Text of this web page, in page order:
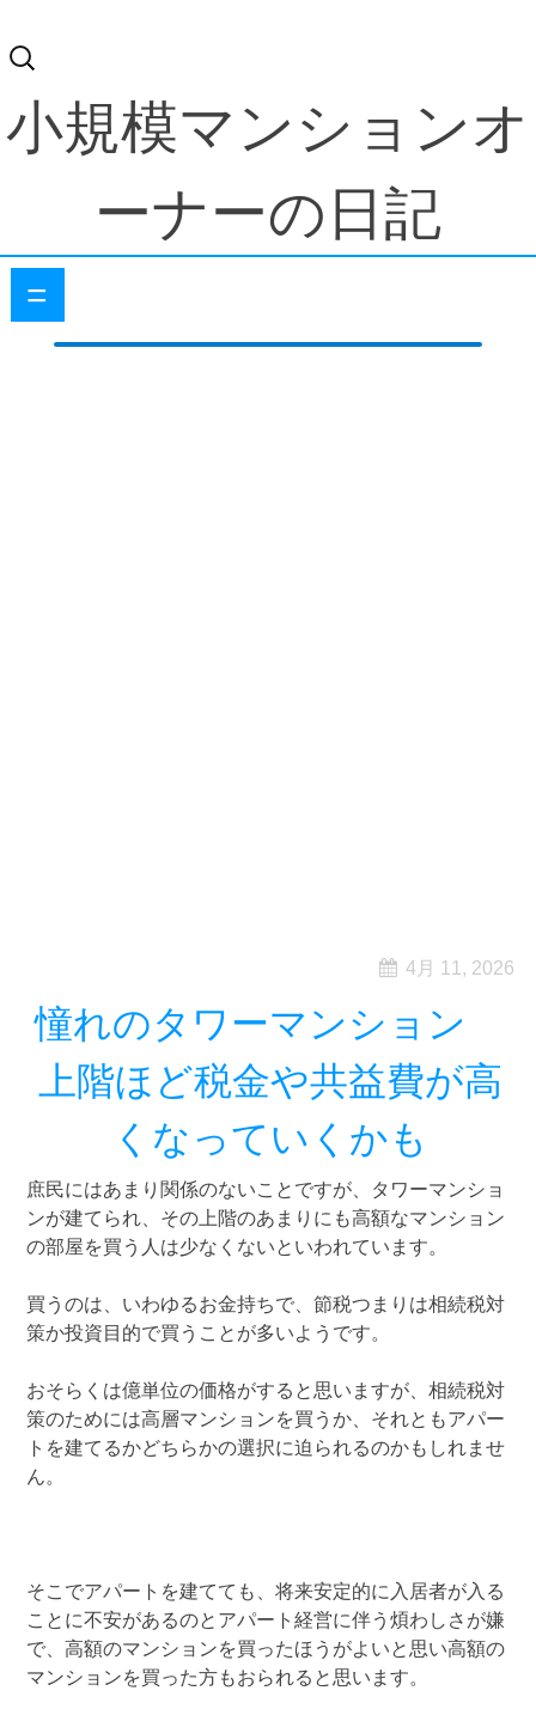
検
索:
小規模マンションオ
ーナーの日記
=
4月 11, 2026
憧れのタワーマンション
上階ほど税金や共益費が高
くなっていくかも
庶民にはあまり関係のないことですが、タワーマンショ
ンが建てられ、その上階のあまりにも高額なマンション
の部屋を買う人は少なくないといわれています。
買うのは、いわゆるお金持ちで、節税つまりは相続税対
策か投資目的で買うことが多いようです。
おそらくは億単位の価格がすると思いますが、相続税対
策のためには高層マンションを買うか、それともアパー
トを建てるかどちらかの選択に迫られるのかもしれませ
ん。
そこでアパートを建てても、将来安定的に入居者が入る
ことに不安があるのとアパート経営に伴う煩わしさが嫌
で、高額のマンションを買ったほうがよいと思い高額の
マンションを買った方もおられると思います。